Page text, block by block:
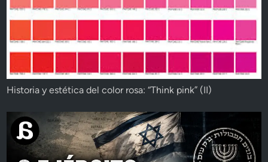
Historia y estética del color rosa: “Think pink” (II)